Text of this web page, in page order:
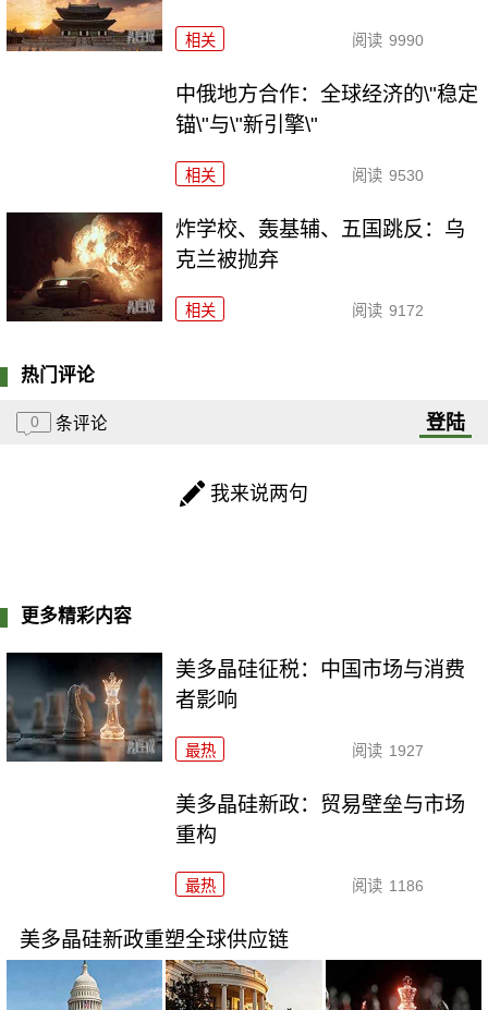
相关 阅读 9990
中俄地方合作：全球经济的\"稳定
锚\"与\"新引擎\"
相关 阅读 9530
炸学校、轰基辅、五国跳反：乌
克兰被抛弃
相关 阅读 9172
热门评论
0 条评论 登陆
我来说两句
更多精彩内容
美多晶硅征税：中国市场与消费
者影响
最热 阅读 1927
美多晶硅新政：贸易壁垒与市场
重构
最热 阅读 1186
美多晶硅新政重塑全球供应链